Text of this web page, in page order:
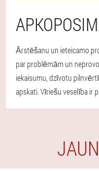
Ārstēšanu un ieteicamo
par problēmām un
iekaisumu, dzīvotu
apskati. Vīriešu veselība ir